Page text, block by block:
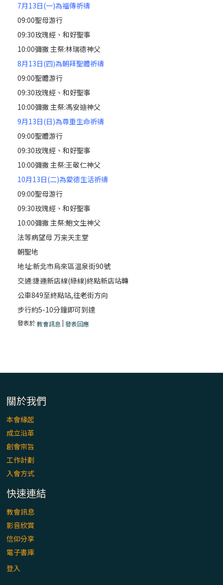
7月13日(一)為福傳祈禱
09:00聖母游行
09:30玫瑰經、和好聖事
10:00彌撒 主祭:林瑞德神父
8月13日(四)為朝拜聖體祈禱
09:00聖體游行
09:30玫瑰經、和好聖事
10:00彌撒 主祭:馮安迪神父
9月13日(日)為尊重生命祈禱
09:00聖體游行
09:30玫瑰經、和好聖事
10:00彌撒 主祭:王敬仁神父
10月13日(二)為愛德生活祈禱
09:00聖母游行
09:30玫瑰經、和好聖事
10:00彌撒 主祭:鮑文生神父
法等病望母 万来天主堂
朝聖地
地址:新北市烏來區温泉街90號
交通:捷運新店線(綠線)終點新店站轉
公車849至終點站,往老街方向
步行約5-10分鐘即可到達
發表於教會訊息 |發表回應
關於我們
本會緣起
成立沿革
創會宗旨
工作計劃
入會方式
快速連結
教會訊息
影音欣賞
信仰分享
電子書庫
登入